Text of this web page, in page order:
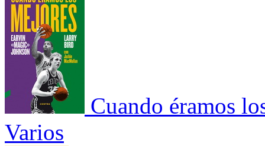
Cuando éramos
Varios